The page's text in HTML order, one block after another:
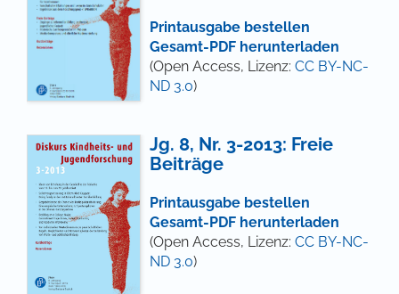
Printausgabe bestellen
Gesamt-PDF herunterladen
(Open Access, Lizenz: CC BY-NC-
ND 3.0)
Jg. 8, Nr. 3-2013: Freie
Beiträge
Printausgabe bestellen
Gesamt-PDF herunterladen
(Open Access, Lizenz: CC BY-NC-
ND 3.0)